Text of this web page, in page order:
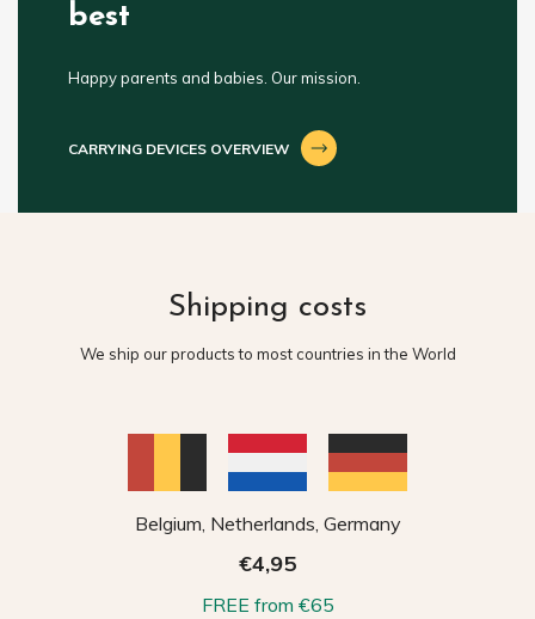
best
Happy parents and babies. Our mission.
CARRYING DEVICES OVERVIEW
Shipping costs
We ship our products to most countries in the World
Belgium, Netherlands, Germany
€4,95
FREE from €65